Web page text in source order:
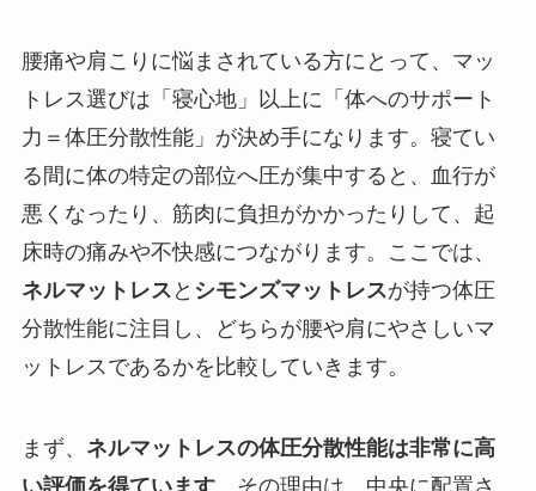
腰痛や肩こりに悩まされている方にとって、マッ
トレス選びは「寝心地」以上に「体へのサポート
力＝体圧分散性能」が決め手になります。寝てい
る間に体の特定の部位へ圧が集中すると、血行が
悪くなったり、筋肉に負担がかかったりして、起
床時の痛みや不快感につながります。ここでは、
ネルマットレス と シモンズマットレスが持つ体圧
分散性能に注目し、どちらが腰や肩にやさしいマ
ットレスであるかを比較していきます。
まず、 ネルマットレスの体圧分散性能は非常に高
い評価を得ています。その理由は、中央に配置さ